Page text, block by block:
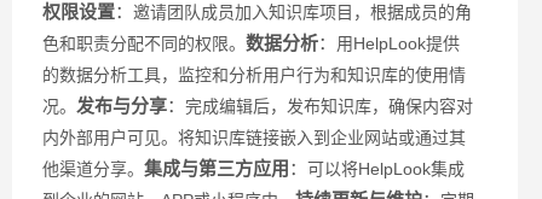
权限设置： 邀请团队成员加入知识库项目， 根据成员的角
色和职责分配不同的权限。 数据分析： 用HelpLook提供
的数据分析工具，监控和分析用户行为和知识库的使用情
况。 发布与分享： 完成编辑后，发布知识库，确保内容对
内外部用户可见。 将知识库链接嵌入到企业网站或通过其
他渠道分享。 集成与第三方应用 ： 可以将HelpLook集成